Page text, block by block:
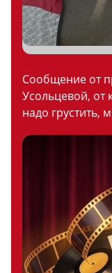
Сообщение от
Усольцевой, от
надо грустить,